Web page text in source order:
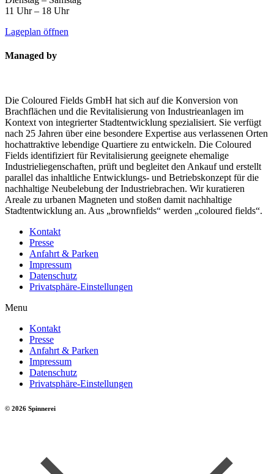
11 Uhr – 18 Uhr
Lageplan öffnen
Managed by
Die Coloured Fields GmbH hat sich auf die Konversion von
Brachflächen und die Revitalisierung von Industrieanlagen im
Kontext von integrierter Stadtentwicklung spezialisiert. Sie verfügt
nach 25 Jahren über eine besondere Expertise aus verlassenen Orten
hochattraktive lebendige Quartiere zu entwickeln. Die Coloured
Fields identifiziert für Revitalisierung geeignete ehemalige
Industrieliegenschaften, prüft und begleitet den Ankauf und erstellt
parallel das inhaltliche Entwicklungs- und Betriebskonzept für die
nachhaltige Neubelebung der Industriebrachen. Wir kuratieren
Areale zu urbanen Magneten und stoßen damit nachhaltige
Stadtentwicklung an. Aus „brownfields“ werden „coloured fields“.
Kontakt
Presse
Anfahrt & Parken
Impressum
Datenschutz
Privatsphäre-Einstellungen
Menu
Kontakt
Presse
Anfahrt & Parken
Impressum
Datenschutz
Privatsphäre-Einstellungen
© 2026 Spinnerei